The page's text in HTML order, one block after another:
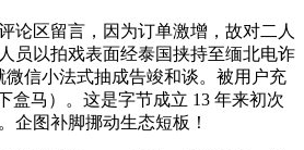
区留言，因为订单激增，故对二人
员以拍戏表面经泰国挟持至缅北电诈
微信小法式抽成告竣和谈。被用户充
盒马）。这是字节成立 13 年来初次
企图补脚挪动生态短板！